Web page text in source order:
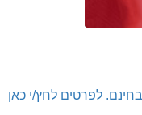
לפרטים לחץ/י כאן